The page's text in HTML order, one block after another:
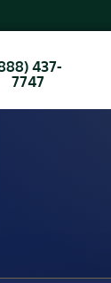
437-
7747